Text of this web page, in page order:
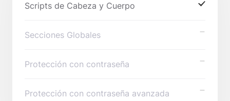
Scripts de Cabeza y Cuerpo
Secciones Globales
Protección con contraseña
Protección con contraseña avanzada